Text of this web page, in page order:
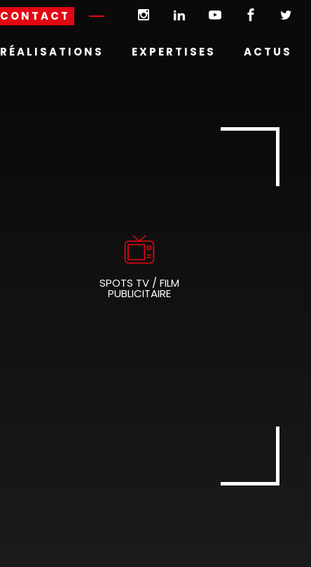
CONTACT
RÉALISATIONS EXPERTISES ACTUS
SPOTS TV / FILM
PUBLICITAIRE